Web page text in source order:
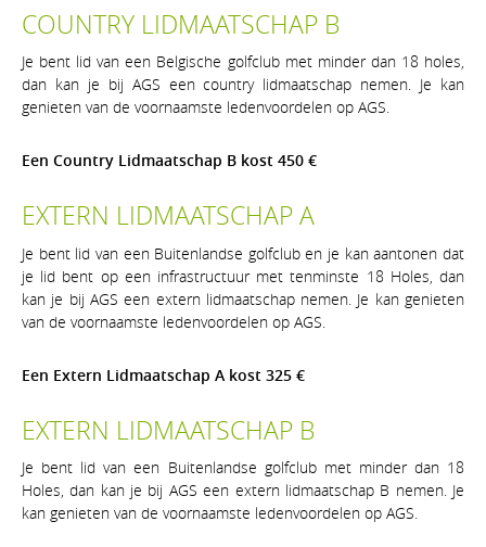
COUNTRY LIDMAATSCHAP B
Je bent lid van een Belgische golfclub met minder dan 18 holes,
dan kan je bij AGS een country lidmaatschap nemen. Je kan
genieten van de voornaamste ledenvoordelen op AGS.
Een Country Lidmaatschap B kost 450 €
EXTERN LIDMAATSCHAP A
Je bent lid van een Buitenlandse golfclub en je kan aantonen dat
je lid bent op een infrastructuur met tenminste 18 Holes, dan
kan je bij AGS een extern lidmaatschap nemen. Je kan genieten
van de voornaamste ledenvoordelen op AGS.
Een Extern Lidmaatschap A kost 325 €
EXTERN LIDMAATSCHAP B
Je bent lid van een Buitenlandse golfclub met minder dan 18
Holes, dan kan je bij AGS een extern lidmaatschap B nemen. Je
kan genieten van de voornaamste ledenvoordelen op AGS.